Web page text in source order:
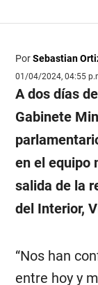
PorSebastian
01/04/2024, 04:55
A dos días
Gabinete
en el equipo
salida de la
del Interior,
“Nos han
entre hoy y